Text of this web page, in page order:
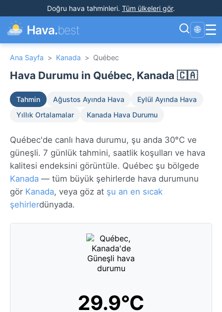
Doğru hava tahminleri. Tüm ülkeleri gör.
Hava.best 🌐 ☰
Ana Sayfa > Kanada > Québec
Hava Durumu in Québec, Kanada 🇨🇦
Tahmin Ağustos Ayında Hava
Eylül Ayında Hava
Yıllık Ortalamalar
Kanada Hava Durumu
Québec'de canlı hava durumu, şu anda 30°C ve
güneşli. 7 günlük tahmini, saatlik koşulları ve hava
kalitesi endeksini görüntüle. Québec şu bölgede
Kanada — tüm büyük şehirlerde hava durumunu
gör Kanada, veya göz at şu an en sıcak
şehirlerdünyada.
29.9°C